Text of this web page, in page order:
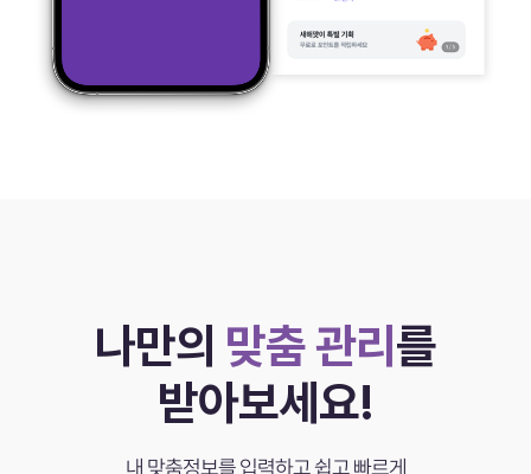
나만의 맞춤 관리 를
받아보세요!
내 맞춤정보를 입력하고쉽고 빠르게